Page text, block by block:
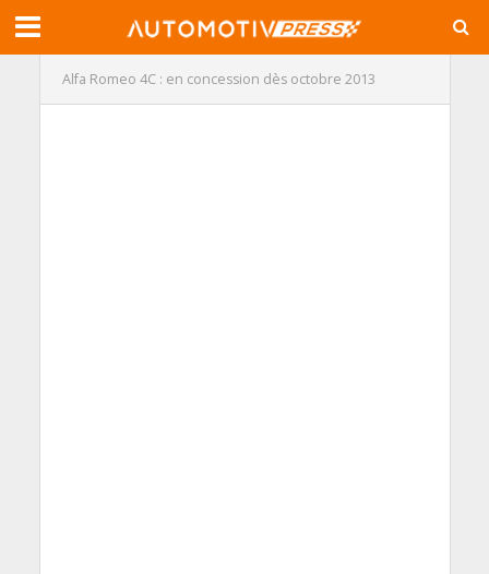
Alfa Romeo 4C : en concession dès octobre 2013